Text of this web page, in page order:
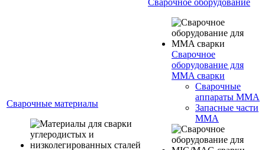
Сварочные материалы
Сварочное оборудование
Сварочное
оборудование для
MMA сварки
Сварочные
аппараты MMA
Запасные части
MMA